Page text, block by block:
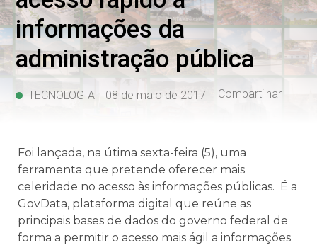
informações da
administração pública
TECNOLOGIA 08 de maio de 2017 Compartilhar
Foi lançada, na útima sexta-feira (5), uma
ferramenta que pretende oferecer mais
celeridade no acesso às informações públicas. É a
GovData, plataforma digital que reúne as
principais bases de dados do governo federal de
forma a permitir o acesso mais ágil a informações